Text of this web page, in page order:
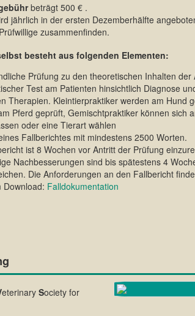
beträgt 500 € .
jährlich in der ersten Dezemberhälfte
zusammenfinden.
besteht aus folgenden Elementen:
Prüfung zu den theoretischen Inhalten der
Test am Patienten hinsichtlich Diagnose
Therapien. Kleintierpraktiker werden am Hund
Pferd geprüft, Gemischtpraktiker können sich
oder eine Tierart wählen
Fallberichtes mit mindestens 2500 Worten.
ist 8 Wochen vor Antritt der Prüfung
Nachbesserungen sind bis spätestens 4
Die Anforderungen an den Fallbericht
Download: Falldokumentation
eterinary Society for